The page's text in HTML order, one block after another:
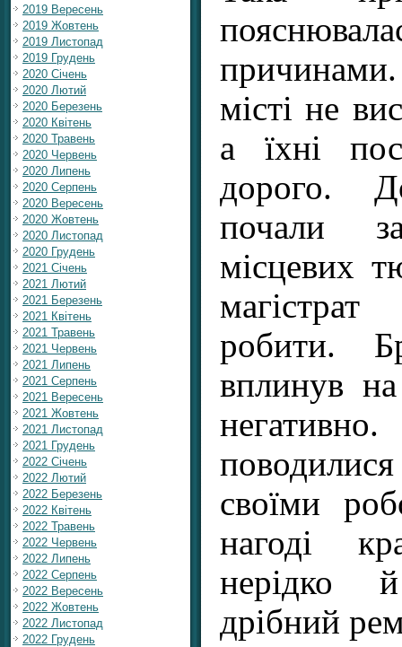
2019 Вересень
2019 Жовтень
2019 Листопад
2019 Грудень
2020 Січень
2020 Лютий
2020 Березень
2020 Квітень
2020 Травень
2020 Червень
2020 Липень
2020 Серпень
2020 Вересень
2020 Жовтень
2020 Листопад
2020 Грудень
2021 Січень
2021 Лютий
2021 Березень
2021 Квітень
2021 Травень
2021 Червень
2021 Липень
2021 Серпень
2021 Вересень
2021 Жовтень
2021 Листопад
2021 Грудень
2022 Січень
2022 Лютий
2022 Березень
2022 Квітень
2022 Травень
2022 Червень
2022 Липень
2022 Серпень
2022 Вересень
2022 Жовтень
2022 Листопад
2022 Грудень
місті не
а їхні
дорого.
почали
місцевих
робити.
вплинув на
своїми
нагоді
нерідко й
дрібний